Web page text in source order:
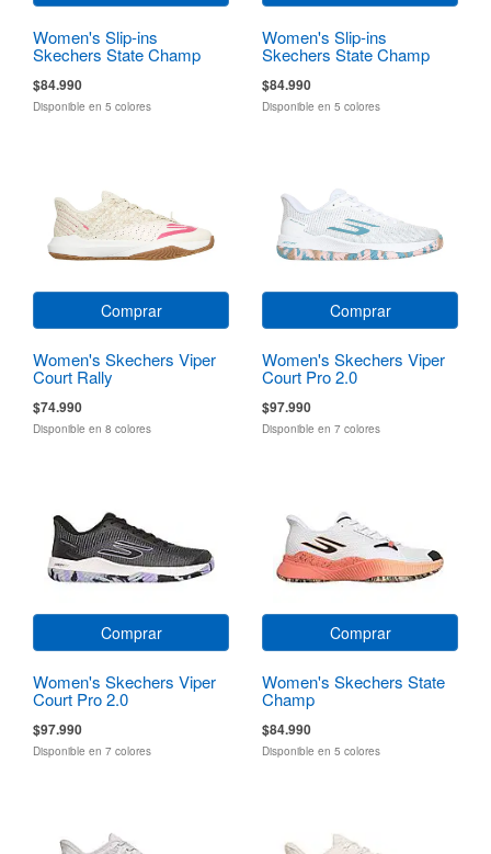
Women's Slip-ins
Skechers State Champ
$84.990
Disponible en 5 colores
Women's Slip-ins
Skechers State Champ
$84.990
Disponible en 5 colores
Comprar
Women's Skechers Viper
Court Rally
$74.990
Disponible en 8 colores
Comprar
Women's Skechers Viper
Court Pro 2.0
$97.990
Disponible en 7 colores
Comprar
Women's Skechers Viper
Court Pro 2.0
$97.990
Disponible en 7 colores
Comprar
Women's Skechers State
Champ
$84.990
Disponible en 5 colores